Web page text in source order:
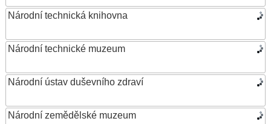
Národní technická knihovna
Národní technické muzeum
Národní ústav duševního zdraví
Národní zemědělské muzeum